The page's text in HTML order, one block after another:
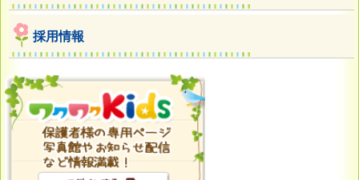
採用情報